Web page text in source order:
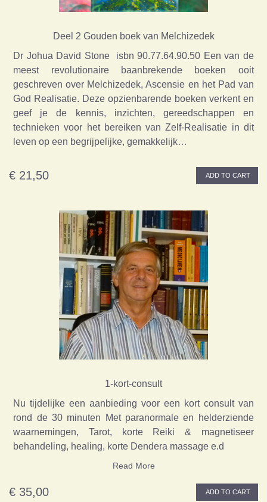
Deel 2 Gouden boek van Melchizedek
Dr Johua David Stone isbn 90.77.64.90.50 Een van de
meest revolutionaire baanbrekende boeken ooit
geschreven over Melchizedek, Ascensie en het Pad van
God Realisatie. Deze opzienbarende boeken verkent en
geef je de kennis, inzichten, gereedschappen en
technieken voor het bereiken van Zelf-Realisatie in dit
leven op een begrijpelijke, gemakkelijk…
€ 21,50 ADD TO CART
1-kort-consult
Nu tijdelijke een aanbieding voor een kort consult van
rond de 30 minuten Met paranormale en helderziende
waarnemingen, Tarot, korte Reiki & magnetiseer
behandeling, healing, korte Dendera massage e.d
Read More
€ 35,00 ADD TO CART